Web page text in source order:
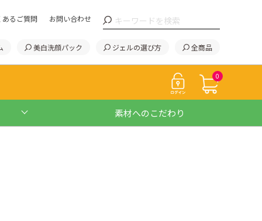
あるご質問 お問い合わせ
美白洗顔パック ジェルの選び方 全商品
0
素材へのこだわり